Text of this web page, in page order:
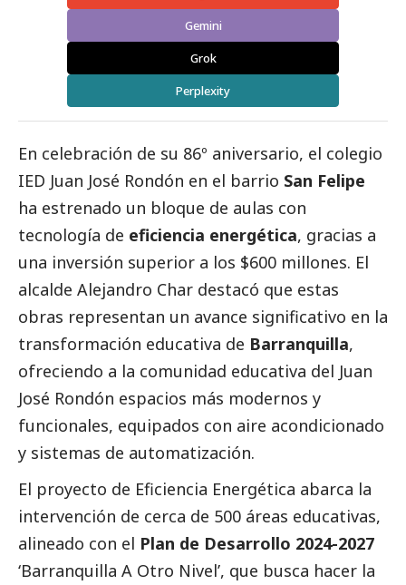
Gemini
Grok
Perplexity
En celebración de su 86º aniversario, el colegio
IED Juan José Rondón en el barrio San Felipe
ha estrenado un bloque de aulas con
tecnología de eficiencia energética, gracias a
una inversión superior a los $600 millones. El
alcalde Alejandro Char destacó que estas
obras representan un avance significativo en la
transformación educativa de Barranquilla,
ofreciendo a la comunidad educativa del Juan
José Rondón espacios más modernos y
funcionales, equipados con aire acondicionado
y sistemas de automatización.
El proyecto de Eficiencia Energética abarca la
intervención de cerca de 500 áreas educativas,
alineado con el Plan de Desarrollo 2024-2027
‘Barranquilla A Otro Nivel’, que busca hacer la